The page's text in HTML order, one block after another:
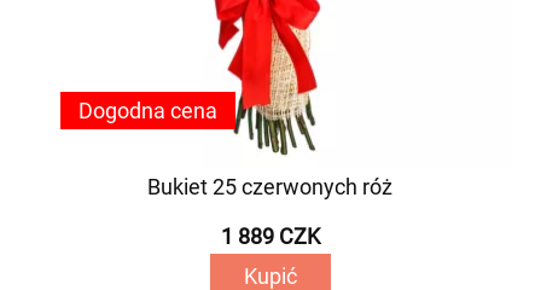
Bukiet 25 czerwonych róż
1 889 CZK
Kupić
Dogodna cena